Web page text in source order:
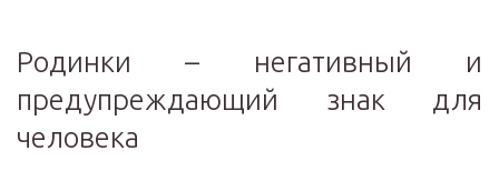
Родинки – негативный и
предупреждающий знак для
человека